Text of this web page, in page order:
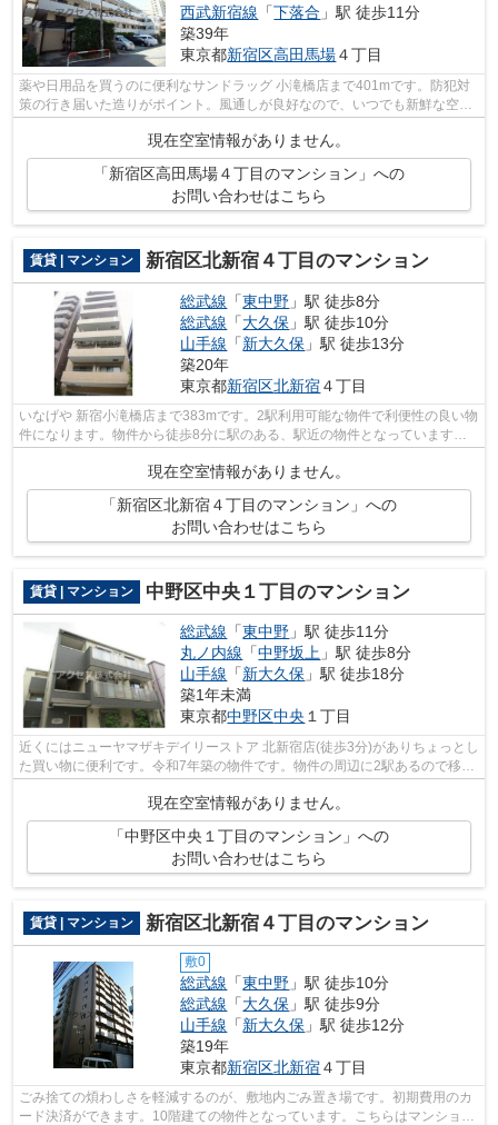
西武新宿線 「下落合 」駅 徒歩11分
築39年
東京都新宿区高田馬場４丁目
薬や日用品を買うのに便利なサンドラッグ 小滝橋店まで401mです。防犯対
策の行き届いた造りがポイント。風通しが良好なので、いつでも新鮮な空気
がはいってきます。山手線高田馬場付近...
現在空室情報がありません。
「新宿区高田馬場４丁目のマンション」への
お問い合わせはこちら
賃貸 | マンション 新宿区北新宿４丁目のマンション
総武線 「東中野 」駅 徒歩8分
総武線 「大久保 」駅 徒歩10分
山手線 「新大久保 」駅 徒歩13分
築20年
東京都新宿区北新宿４丁目
いなげや 新宿小滝橋店まで383mです。2駅利用可能な物件で利便性の良い物
件になります。物件から徒歩8分に駅のある、駅近の物件となっています。
現在空室情報がありません。
「新宿区北新宿４丁目のマンション」への
お問い合わせはこちら
賃貸 | マンション 中野区中央１丁目のマンション
総武線 「東中野 」駅 徒歩11分
丸ノ内線 「中野坂上 」駅 徒歩8分
山手線 「新大久保 」駅 徒歩18分
築1年未満
東京都中野区中央 １丁目
近くにはニューヤマザキデイリーストア 北新宿店(徒歩3分)がありちょっとし
た買い物に便利です。令和7年築の物件です。物件の周辺に2駅あるので移動
現在空室情報がありません。
「中野区中央１丁目のマンション」への
お問い合わせはこちら
賃貸 | マンション 新宿区北新宿４丁目のマンション
敷0
総武線 「東中野 」駅 徒歩10分
総武線 「大久保 」駅 徒歩9分
山手線 「新大久保 」駅 徒歩12分
築19年
東京都新宿区北新宿４丁目
ごみ捨ての煩わしさを軽減するのが、敷地内ごみ置き場です。初期費用のカ
ード決済ができます。10階建ての物件となっています。こちらはマンション